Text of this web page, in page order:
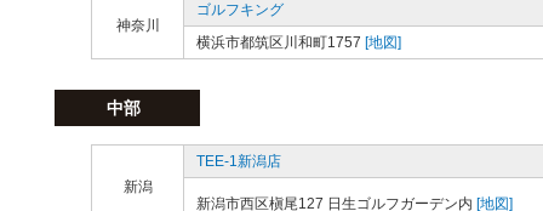
神奈川
ゴルフキング
横浜市都筑区川和町1757 [地図]
中部
新潟
TEE-1新潟店
新潟市西区槇尾127 日生ゴルフガーデン内 [地図]